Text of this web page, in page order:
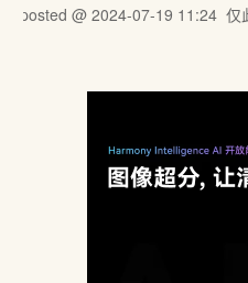
posted @ 2024-07-19 11:24 仅